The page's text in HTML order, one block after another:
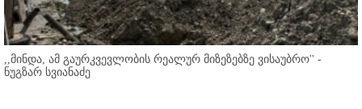
,,მინდა, ამ გაურკვევლობის რეალურ მიზეზებზე ვისაუბრო'' -
ნუგზარ სვიანაძე